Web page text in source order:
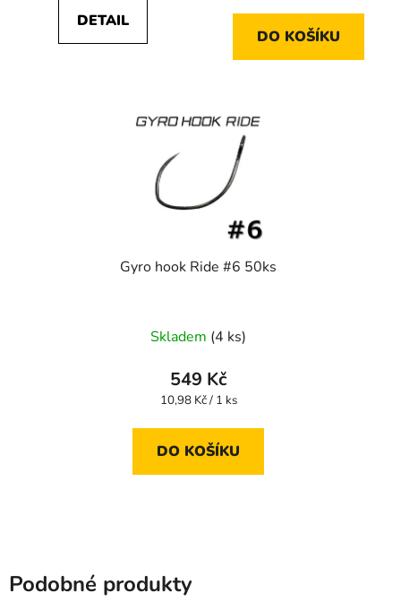
DETAIL
DO KOŠÍKU
Gyro hook Ride #6 50ks
Skladem (4 ks)
549 Kč
Měrná
10,98 Kč / 1 ks
DO KOŠÍKU
Podobné produkty